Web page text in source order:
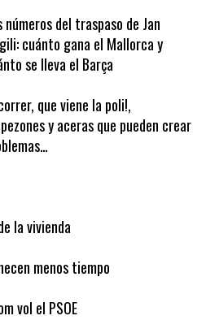
números del traspaso de Jan
cuánto gana el Mallorca y
se lleva el Barça
que viene la poli!,
y aceras que pueden crear
la vivienda
menos tiempo
vol el PSOE